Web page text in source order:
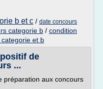
b et c / date concours
categorie b / condition
et b
de
...
préparation aux concours